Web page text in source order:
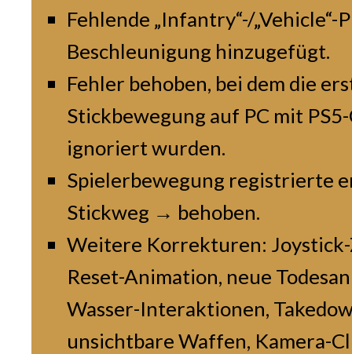
Fehlende „Infantry“-/
Beschleunigung hinzugefügt.
Fehler behoben, bei dem die
Stickbewegung auf PC mit
ignoriert wurden.
Spielerbewegung registrierte
Stickweg → behoben.
Weitere Korrekturen:
Reset-Animation, neue
Wasser-Interaktionen,
unsichtbare Waffen, Kamera-